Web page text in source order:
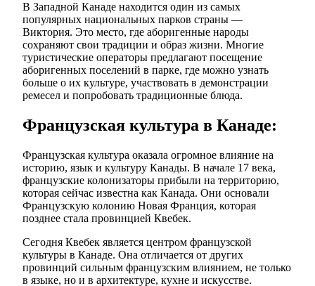
В Западной Канаде находится один из самых
популярных национальных парков страны —
Виктория. Это место, где аборигенные народы
сохраняют свои традиции и образ жизни. Многие
туристические операторы предлагают посещение
аборигенных поселений в парке, где можно узнать
больше о их культуре, участвовать в демонстрации
ремесел и попробовать традиционные блюда.
Французская культура в Канаде:
Французская культура оказала огромное влияние на
историю, язык и культуру Канады. В начале 17 века,
французские колонизаторы прибыли на территорию,
которая сейчас известна как Канада. Они основали
Французскую колонию Новая Франция, которая
позднее стала провинцией Квебек.
Сегодня Квебек является центром французской
культуры в Канаде. Она отличается от других
провинций сильным французским влиянием, не только
в языке, но и в архитектуре, кухне и искусстве.